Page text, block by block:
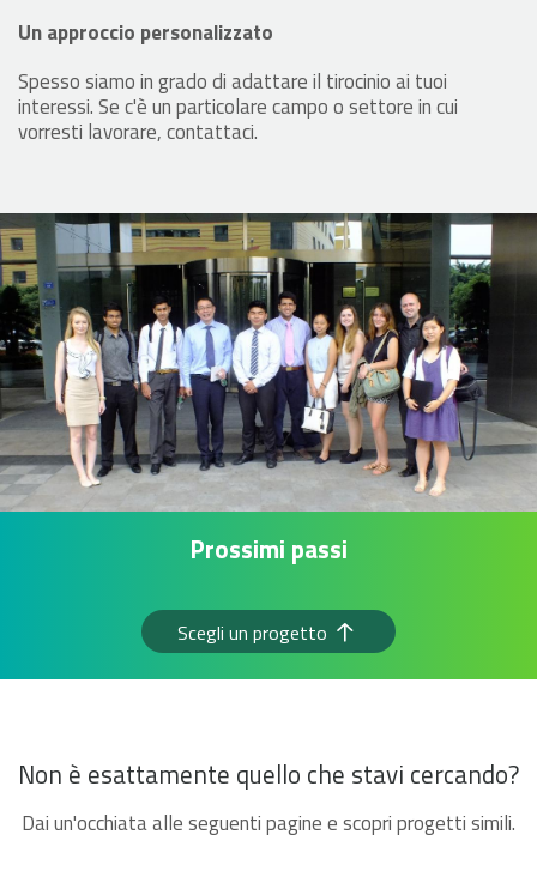
Un approccio personalizzato
Spesso siamo in grado di adattare il tirocinio ai tuoi
interessi. Se c'è un particolare campo o settore in cui
vorresti lavorare, contattaci.
Prossimi passi
Scegli un progetto
Non è esattamente quello che stavi cercando?
Dai un'occhiata alle seguenti pagine e scopri progetti simili.